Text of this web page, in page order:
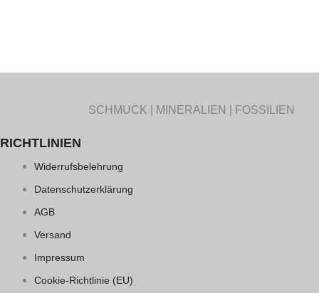
SCHMUCK | MINERALIEN | FOSSILIEN
RICHTLINIEN
Widerrufsbelehrung
Datenschutzerklärung
AGB
Versand
Impressum
Cookie-Richtlinie (EU)